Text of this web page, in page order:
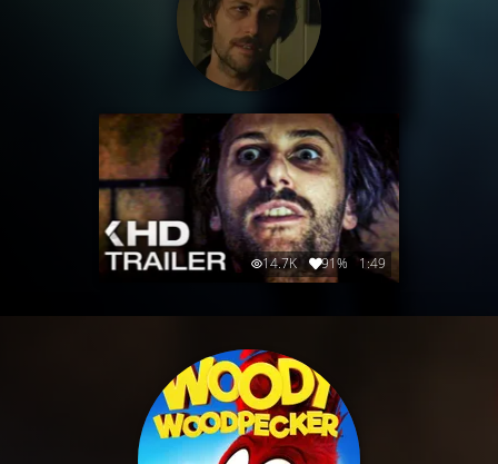
14.7K 91% 1:49